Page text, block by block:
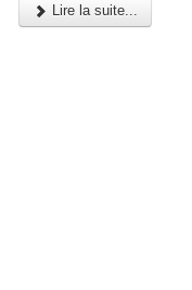
Lire la suite...